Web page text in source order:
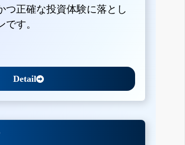
つ正確な投資体験に落とし
す。
Detail